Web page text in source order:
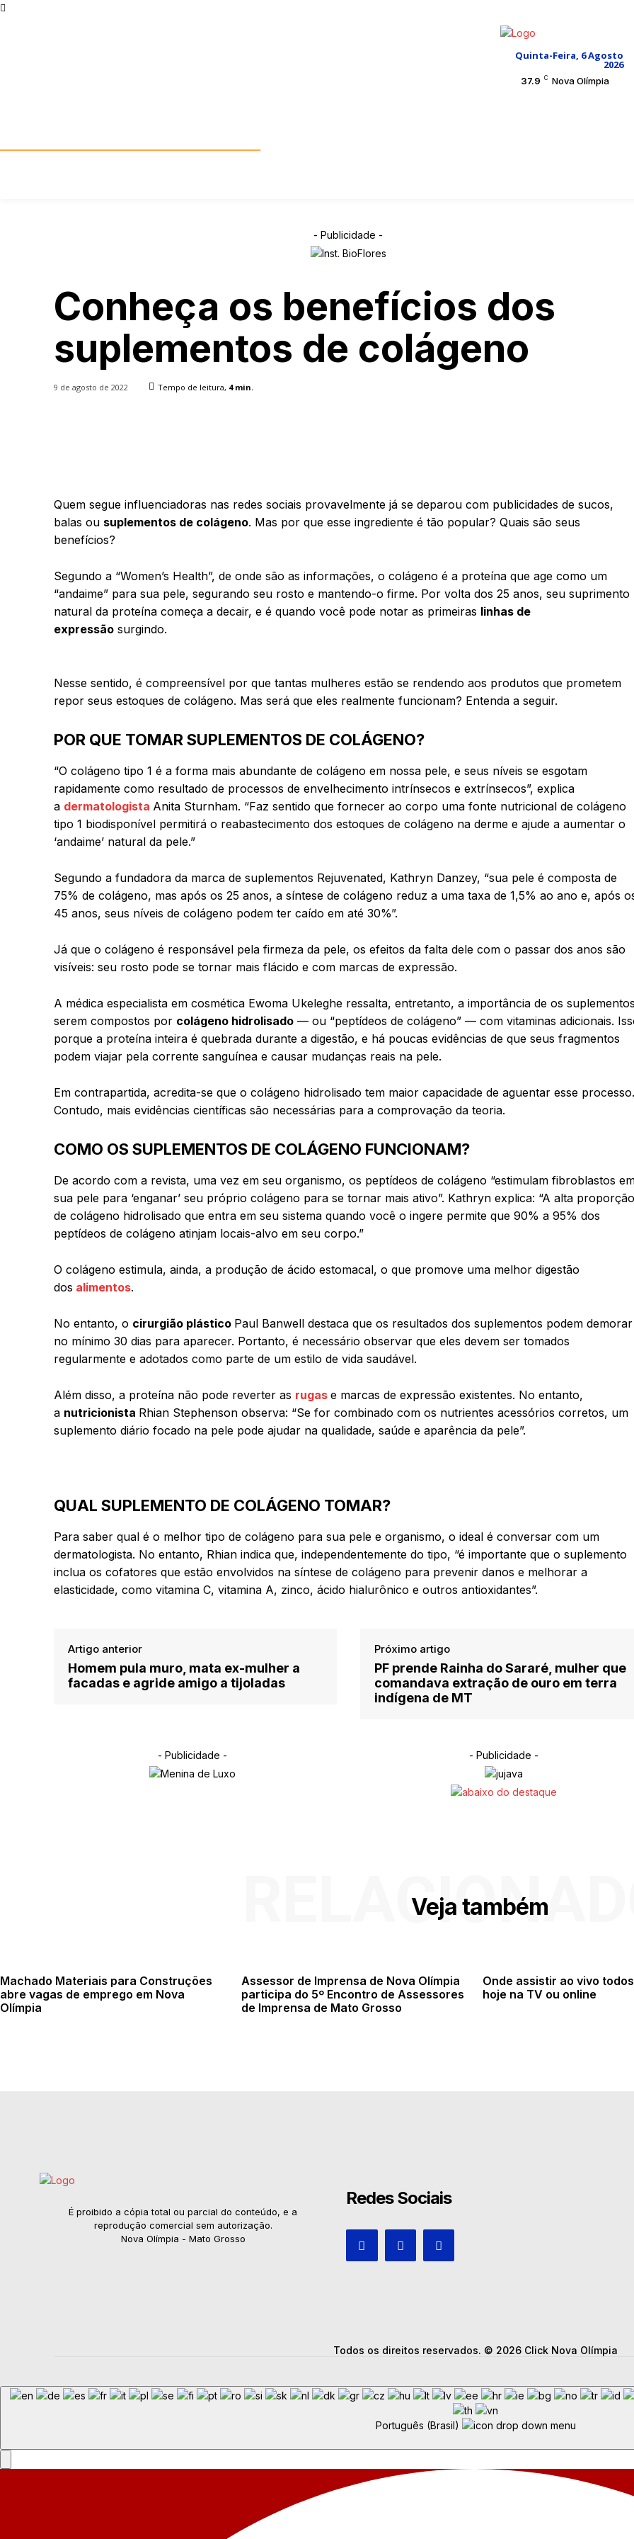
Quinta-Feira, 6 Agosto
2026
37.9 C Nova Olímpia
- Publicidade -
Conheça os benefícios dos
suplementos de colágeno
9 de agosto de 2022 Tempo de leitura, 4min.
Quem segue influenciadoras nas redes sociais provavelmente já se deparou com publicidades de sucos,
balas ou suplementos de colágeno. Mas por que esse ingrediente é tão popular? Quais são seus
benefícios?
Segundo a “Women’s Health”, de onde são as informações, o colágeno é a proteína que age como um
“andaime” para sua pele, segurando seu rosto e mantendo-o firme. Por volta dos 25 anos, seu suprimento
natural da proteína começa a decair, e é quando você pode notar as primeiras linhas de
expressão surgindo.
Nesse sentido, é compreensível por que tantas mulheres estão se rendendo aos produtos que prometem
repor seus estoques de colágeno. Mas será que eles realmente funcionam? Entenda a seguir.
POR QUE TOMAR SUPLEMENTOS DE COLÁGENO?
“O colágeno tipo 1 é a forma mais abundante de colágeno em nossa pele, e seus níveis se esgotam
rapidamente como resultado de processos de envelhecimento intrínsecos e extrínsecos”, explica
a dermatologista Anita Sturnham. “Faz sentido que fornecer ao corpo uma fonte nutricional de colágeno
tipo 1 biodisponível permitirá o reabastecimento dos estoques de colágeno na derme e ajude a aumentar o
‘andaime’ natural da pele.”
Segundo a fundadora da marca de suplementos Rejuvenated, Kathryn Danzey, “sua pele é composta de
75% de colágeno, mas após os 25 anos, a síntese de colágeno reduz a uma taxa de 1,5% ao ano e, após
45 anos, seus níveis de colágeno podem ter caído em até 30%”.
Já que o colágeno é responsável pela firmeza da pele, os efeitos da falta dele com o passar dos anos são
visíveis: seu rosto pode se tornar mais flácido e com marcas de expressão.
A médica especialista em cosmética Ewoma Ukeleghe ressalta, entretanto, a importância de os
serem compostos por colágeno hidrolisado — ou “peptídeos de colágeno” — com vitaminas adicionais.
porque a proteína inteira é quebrada durante a digestão, e há poucas evidências de que seus fragmentos
podem viajar pela corrente sanguínea e causar mudanças reais na pele.
Em contrapartida, acredita-se que o colágeno hidrolisado tem maior capacidade de aguentar esse processo.
Contudo, mais evidências científicas são necessárias para a comprovação da teoria.
COMO OS SUPLEMENTOS DE COLÁGENO FUNCIONAM?
De acordo com a revista, uma vez em seu organismo, os peptídeos de colágeno “estimulam fibroblastos
sua pele para ‘enganar’ seu próprio colágeno para se tornar mais ativo”. Kathryn explica: “A alta proporção
de colágeno hidrolisado que entra em seu sistema quando você o ingere permite que 90% a 95% dos
peptídeos de colágeno atinjam locais-alvo em seu corpo.”
O colágeno estimula, ainda, a produção de ácido estomacal, o que promove uma melhor digestão
dos alimentos.
No entanto, o cirurgião plástico Paul Banwell destaca que os resultados dos suplementos podem demorar
no mínimo 30 dias para aparecer. Portanto, é necessário observar que eles devem ser tomados
regularmente e adotados como parte de um estilo de vida saudável.
Além disso, a proteína não pode reverter as rugas e marcas de expressão existentes. No entanto,
a nutricionista Rhian Stephenson observa: “Se for combinado com os nutrientes acessórios corretos, um
suplemento diário focado na pele pode ajudar na qualidade, saúde e aparência da pele”.
QUAL SUPLEMENTO DE COLÁGENO TOMAR?
Para saber qual é o melhor tipo de colágeno para sua pele e organismo, o ideal é conversar com um
dermatologista. No entanto, Rhian indica que, independentemente do tipo, “é importante que o suplemento
inclua os cofatores que estão envolvidos na síntese de colágeno para prevenir danos e melhorar a
elasticidade, como vitamina C, vitamina A, zinco, ácido hialurônico e outros antioxidantes”.
Artigo anterior
Homem pula muro, mata ex-mulher a
facadas e agride amigo a tijoladas
Próximo artigo
PF prende Rainha do Sararé, mulher que
comandava extração de ouro em terra
indígena de MT
- Publicidade - - Publicidade -
Veja também
Machado Materiais para Construções
abre vagas de emprego em Nova
Olímpia
Assessor de Imprensa de Nova Olímpia
participa do 5º Encontro de Assessores
de Imprensa de Mato Grosso
Onde assistir ao vivo
hoje na TV ou online
É proibido a cópia total ou parcial do conteúdo, e a
reprodução comercial sem autorização.
Nova Olímpia - Mato Grosso
Redes Sociais
Todos os direitos reservados. © 2026 Click Nova Olímpia
Português (Brasil)